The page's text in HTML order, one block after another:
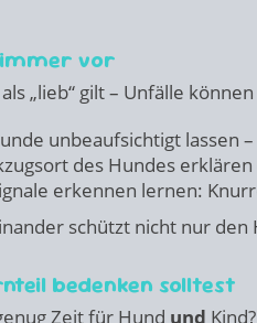
vor
„lieb“ gilt – Unfälle
unbeaufsichtigt lassen
des Hundes erklären
erkennen lernen:
schützt nicht nur den
bedenken solltest
Zeit für Hund und Kind?